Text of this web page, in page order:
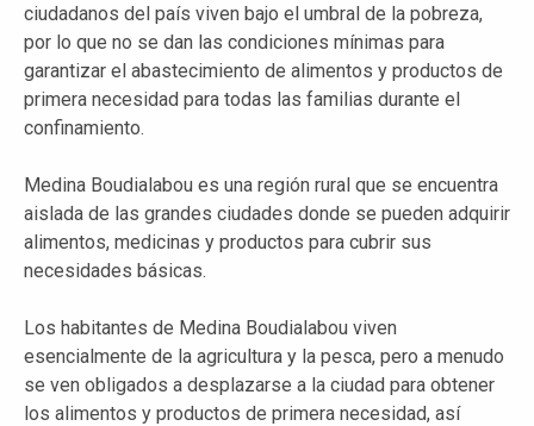
ciudadanos del país viven bajo el umbral de la pobreza,
por lo que no se dan las condiciones mínimas para
garantizar el abastecimiento de alimentos y productos de
primera necesidad para todas las familias durante el
confinamiento.
Medina Boudialabou es una región rural que se encuentra
aislada de las grandes ciudades donde se pueden adquirir
alimentos, medicinas y productos para cubrir sus
necesidades básicas.
Los habitantes de Medina Boudialabou viven
esencialmente de la agricultura y la pesca, pero a menudo
se ven obligados a desplazarse a la ciudad para obtener
los alimentos y productos de primera necesidad, así